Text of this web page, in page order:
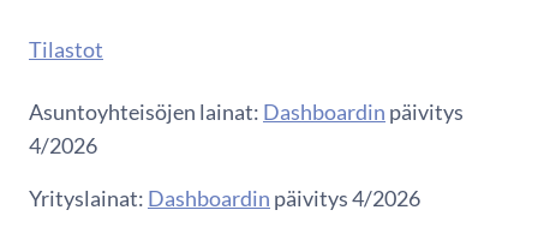
Tilastot
Asuntoyhteisöjen lainat: Dashboardin päivitys
4/2026
Yrityslainat: Dashboardin päivitys 4/2026